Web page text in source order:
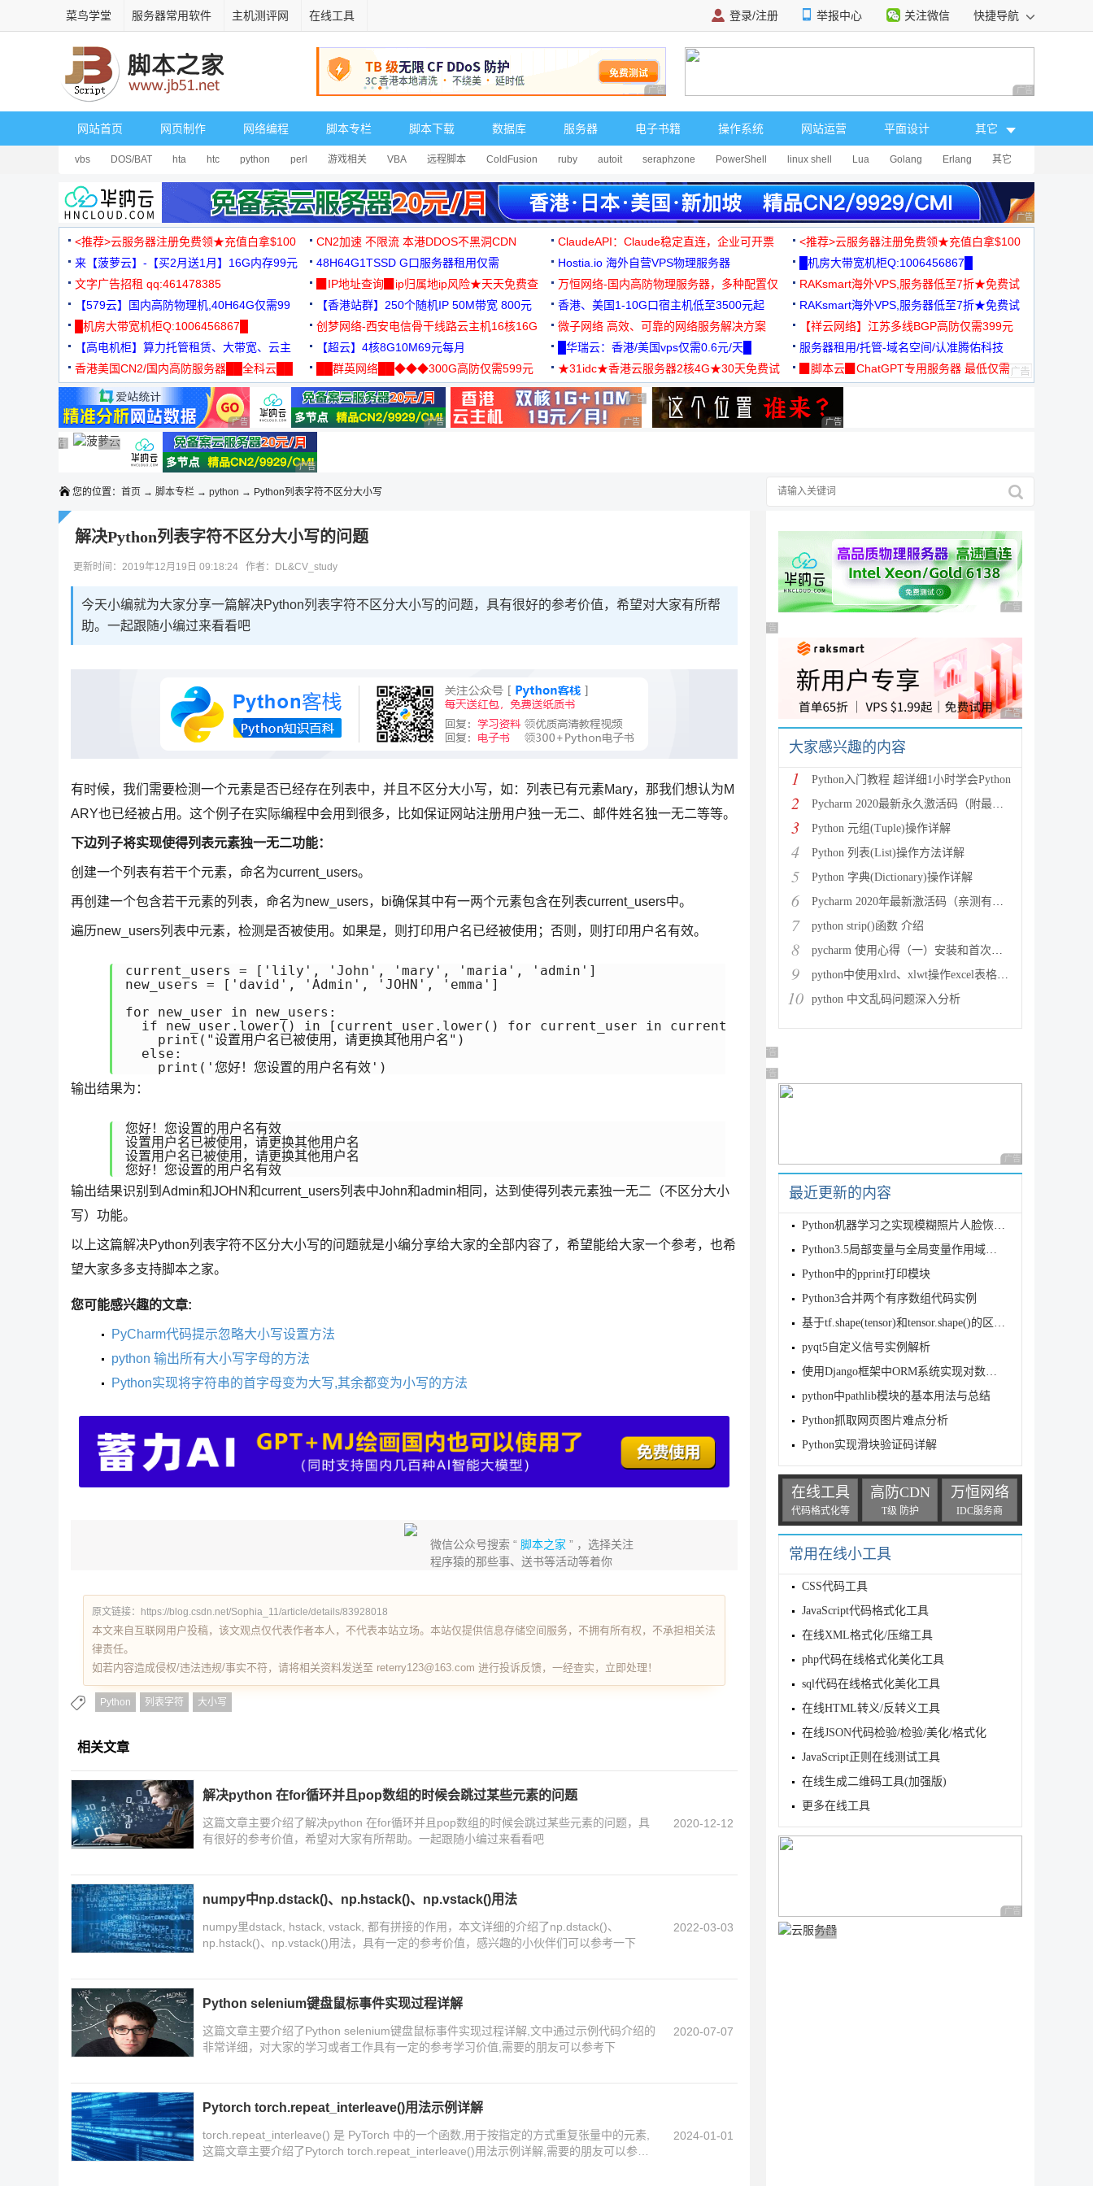
菜鸟学堂 服务器常用软件 主机测评网 在线工具 登录/注册 举报中心 关注微信 快捷导航
广告 商业广告，理性选择 广告 商业广告，理
网站首页 网页制作 网络编程 脚本专栏 脚本下载 数据库 服务器 电子书籍 操作系统 网站运营 平面设计 其它
vbs DOS/BAT hta htc python perl 游戏相关 VBA 远程脚本 ColdFusion ruby autoit seraphzone PowerShell linux shell Lua Golang Erlang 其它
广告 商业广告，理
<推荐>云服务器注册免费领★充值白拿$100 CN2加速 不限流 本港DDOS不黑洞CDN ClaudeAPI：Claude稳定直连，企业可开票
<推荐>云服务器注册免费领★充值白拿$100
来【菠萝云】-【买2月送1月】16G内存99元
48H64G1TSSD G口服务器租用仅需
3000+可免费测试
Hostia.io 海外自营VPS物理服务器
█机房大带宽机柜Q:1006456867█
文字广告招租 qq:461478385
▉IP地址查询▉ip归属地ip风险★天天免费查
万恒网络-国内高防物理服务器，多种配置仅
99元/月起
RAKsmart海外VPS,服务器低至7折★免费试
用★
【579云】国内高防物理机,40H64G仅需99
元
【香港站群】250个随机IP 50M带宽 800元 香港、美国1-10G口宿主机低至3500元起
RAKsmart海外VPS,服务器低至7折★免费试
用★
█机房大带宽机柜Q:1006456867█
创梦网络-西安电信骨干线路云主机16核16G
88元/月
微子网络 高效、可靠的网络服务解决方案
【祥云网络】江苏多线BGP高防仅需399元
【高电机柜】算力托管租赁、大带宽、云主
机
【超云】4核8G10M69元每月 █华瑞云：香港/美国vps仅需0.6元/天█
服务器租用/托管-域名空间/认准腾佑科技
香港美国CN2/国内高防服务器██全科云██
██群英网络██◆◆◆300G高防仅需599元
◆◆◆
★31idc★香港云服务器2核4G★30天免费试
用◆
▉脚本云▉ChatGPT专用服务器 最低仅需
19元/月
广告 商业广告，理性选择 广告 商业广告，理性选择 广告 商业广告，理性选择
广告 商业广告，理性选择
广告 商业广告，理性选择
广告 商业广告，理性选择
广告 商业广告，理性选择
广告 商业广告，理性选择广告 商业广告，理性选择
广告 商业广告，理性选择
您的位置： 首页 → 脚本专栏 → python → Python列表字符不区分大小写
解决Python列表字符不区分大小写的问题
更新时间：2019年12月19日 09:18:24 作者：DL&CV_study
今天小编就为大家分享一篇解决Python列表字符不区分大小写的问题，具有很好的参考价值，希望对大家有所帮
助。一起跟随小编过来看看吧
有时候，我们需要检测一个元素是否已经存在列表中，并且不区分大小写，如：列表已有元素Mary，那我们想认为M
ARY也已经被占用。这个例子在实际编程中会用到很多，比如保证网站注册用户独一无二、邮件姓名独一无二等等。
下边列子将实现使得列表元素独一无二功能：
创建一个列表有若干个元素，命名为current_users。
再创建一个包含若干元素的列表，命名为new_users，bi确保其中有一两个元素包含在列表current_users中。
遍历new_users列表中元素，检测是否被使用。如果是，则打印用户名已经被使用；否则，则打印用户名有效。
current_users = ['lily', 'John', 'mary', 'maria', 'admin']
new_users = ['david', 'Admin', 'JOHN', 'emma']
for new_user in new_users:
  if new_user.lower() in [current_user.lower() for current_user in current_users]:
    print("设置用户名已被使用，请更换其他用户名")
  else:
    print('您好！您设置的用户名有效')
输出结果为：
您好！您设置的用户名有效
设置用户名已被使用，请更换其他用户名
设置用户名已被使用，请更换其他用户名
您好！您设置的用户名有效
输出结果识别到Admin和JOHN和current_users列表中John和admin相同，达到使得列表元素独一无二（不区分大小
写）功能。
以上这篇解决Python列表字符不区分大小写的问题就是小编分享给大家的全部内容了，希望能给大家一个参考，也希
望大家多多支持脚本之家。
您可能感兴趣的文章:
PyCharm代码提示忽略大小写设置方法
python 输出所有大小写字母的方法
Python实现将字符串的首字母变为大写,其余都变为小写的方法
微信公众号搜索 “脚本之家 ” ，选择关注
程序猿的那些事、送书等活动等着你
原文链接：https://blog.csdn.net/Sophia_11/article/details/83928018
本文来自互联网用户投稿，该文观点仅代表作者本人，不代表本站立场。本站仅提供信息存储空间服务，不拥有所有权，不承担相关法
律责任。
如若内容造成侵权/违法违规/事实不符，请将相关资料发送至 reterry123@163.com 进行投诉反馈，一经查实，立即处理！
Python 列表字符 大小写
相关文章
解决python 在for循环并且pop数组的时候会跳过某些元素的问题
这篇文章主要介绍了解决python 在for循环并且pop数组的时候会跳过某些元素的问题，具
有很好的参考价值，希望对大家有所帮助。一起跟随小编过来看看吧
2020-12-12
numpy中np.dstack()、np.hstack()、np.vstack()用法
numpy里dstack, hstack, vstack, 都有拼接的作用，本文详细的介绍了np.dstack()、
np.hstack()、np.vstack()用法，具有一定的参考价值，感兴趣的小伙伴们可以参考一下
2022-03-03
Python selenium键盘鼠标事件实现过程详解
这篇文章主要介绍了Python selenium键盘鼠标事件实现过程详解,文中通过示例代码介绍的
非常详细，对大家的学习或者工作具有一定的参考学习价值,需要的朋友可以参考下
2020-07-07
Pytorch torch.repeat_interleave()用法示例详解
torch.repeat_interleave() 是 PyTorch 中的一个函数,用于按指定的方式重复张量中的元素,
这篇文章主要介绍了Pytorch torch.repeat_interleave()用法示例详解,需要的朋友可以参考
2024-01-01
广告 商业广告，理性
广告 商业广告，理性选择
广告 商业广告，理性
大家感兴趣的内容
1 Python入门教程 超详细1小时学会Python
2 Pycharm 2020最新永久激活码（附最新激活码和插件
3 Python 元组(Tuple)操作详解
4 Python 列表(List)操作方法详解
5 Python 字典(Dictionary)操作详解
6 Pycharm 2020年最新激活码（亲测有效）
7 python strip()函数 介绍
8 pycharm 使用心得（一）安装和首次使用
9 python中使用xlrd、xlwt操作excel表格详解
10 python 中文乱码问题深入分析
广告 商业广告，理性选择
广告 商业广告，理性选择
广告 商业广告，理性
最近更新的内容
Python机器学习之实现模糊照片人脸恢复清晰
Python3.5局部变量与全局变量作用域实例分析
Python中的pprint打印模块
Python3合并两个有序数组代码实例
基于tf.shape(tensor)和tensor.shape()的区别说明
pyqt5自定义信号实例解析
使用Django框架中ORM系统实现对数据库数据增删改查
python中pathlib模块的基本用法与总结
Python抓取网页图片难点分析
Python实现滑块验证码详解
在线工具
代码格式化等
高防CDN
T级 防护
万恒网络
IDC服务商
常用在线小工具
CSS代码工具
JavaScript代码格式化工具
在线XML格式化/压缩工具
php代码在线格式化美化工具
sql代码在线格式化美化工具
在线HTML转义/反转义工具
在线JSON代码检验/检验/美化/格式化
JavaScript正则在线测试工具
在线生成二维码工具(加强版)
更多在线工具
广告 商业广告，理性
广告 商业广告，理性选择